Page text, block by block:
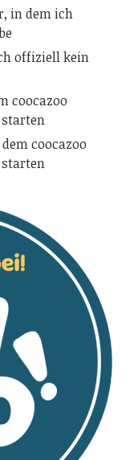
in dem ich
offiziell kein
coocazoo
coocazoo